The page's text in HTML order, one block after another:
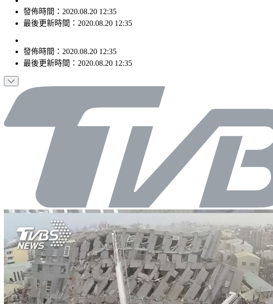
發佈時間：2020.08.20 12:35
最後更新時間：2020.08.20 12:35
發佈時間： 2020.08.20 12:35
最後更新時間： 2020.08.20 12:35